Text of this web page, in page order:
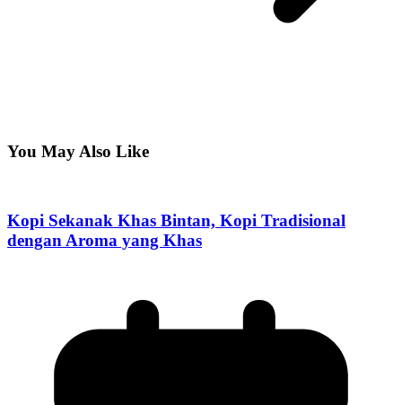
You May Also Like
Kopi Sekanak Khas Bintan, Kopi Tradisional
dengan Aroma yang Khas